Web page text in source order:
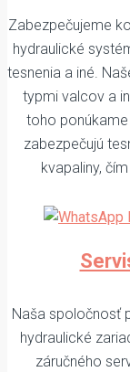
Zabezpečujeme
hydraulické
tesnenia a iné.
typmi valcov a
toho
zabezpečujú
kvapaliny,
Naša spoločnosť
hydraulické
záručného